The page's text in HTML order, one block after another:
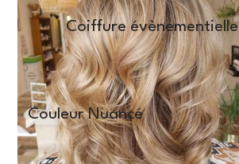
Couleur Nuancé
Coiffure évènementielle